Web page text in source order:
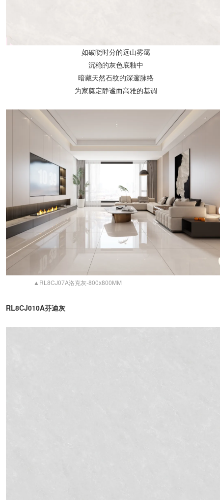
如破晓时分的远山雾霭
沉稳的灰色底釉中
暗藏天然石纹的深邃脉络
为家奠定静谧而高雅的基调
▲RL8CJ07A洛克灰-800x800MM
RL8CJ010A芬迪灰